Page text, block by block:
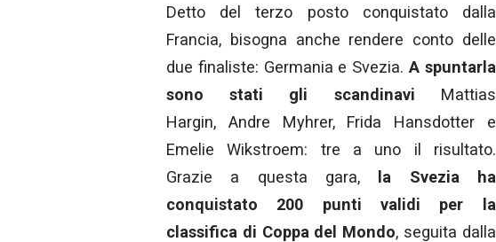
Detto del terzo posto conquistato dalla
Francia, bisogna anche rendere conto delle
due finaliste: Germania e Svezia.A spuntarla
sono stati gli scandinavi Mattias
Hargin, Andre Myhrer, Frida Hansdotter e
Emelie Wikstroem: tre a uno il risultato.
Grazie a questa gara, la Svezia ha
conquistato 200 punti validi per la
classifica di Coppa del Mondo, seguita dalla